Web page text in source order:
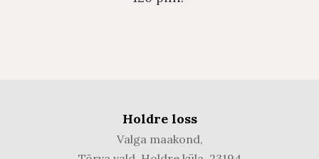
Holdre loss
Valga maakond,